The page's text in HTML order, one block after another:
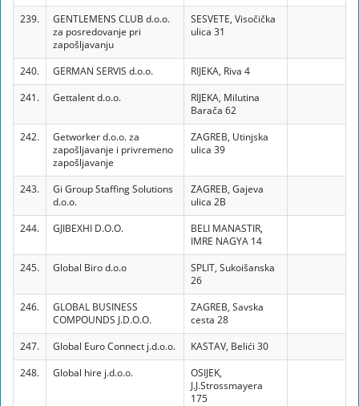
239.
GENTLEMENS CLUB d.o.o.
za posredovanje pri
zapošljavanju
SESVETE, Visočička
ulica 31
240. GERMAN SERVIS d.o.o.
RIJEKA, Riva 4
241.
Gettalent d.o.o.
RIJEKA, Milutina
Barača 62
242.
Getworker d.o.o. za
zapošljavanje i privremeno
zapošljavanje
ZAGREB, Utinjska
ulica 39
243.
Gi Group Staffing Solutions
d.o.o.
ZAGREB, Gajeva
ulica 2B
244.
GJIBEXHI D.O.O.
BELI MANASTIR,
IMRE NAGYA 14
245.
Global Biro d.o.o
SPLIT, Sukoišanska
26
246.
GLOBAL BUSINESS
COMPOUNDS J.D.O.O.
ZAGREB, Savska
cesta 28
247.
Global Euro Connect j.d.o.o.
KASTAV, Belići 30
248.
Global hire j.d.o.o.
OSIJEK,
J.J.Strossmayera
175